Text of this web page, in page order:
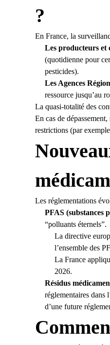
?
En France, la
Les producteurs et
(quotidienne pour
pesticides).
Les Agences
ressource jusqu’au
La quasi-totalité des
En cas de
restrictions (par
Les réglementations
PFAS (substances
“polluants éternels”.
La directive
l’ensemble des
La France
2026.
Résidus
réglementaires dans
d’une future